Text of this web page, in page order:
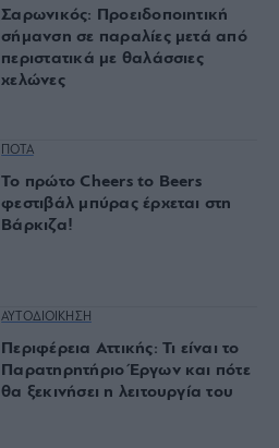
Σαρωνικός: Προειδοποιητική
σήμανση σε παραλίες μετά από
περιστατικά με θαλάσσιες
χελώνες
ΠΟΤΑ
Το πρώτο Cheers to Beers
φεστιβάλ μπύρας έρχεται στη
Βάρκιζα!
ΑΥΤΟΔΙΟΙΚΗΣΗ
Περιφέρεια Αττικής: Τι είναι το
Παρατηρητήριο Έργων και πότε
θα ξεκινήσει η λειτουργία του